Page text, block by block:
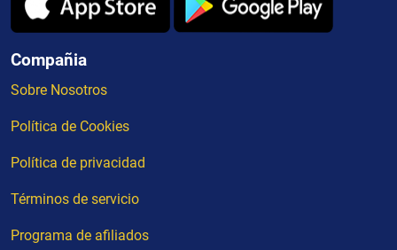
Compañia
Sobre Nosotros
Política de Cookies
Política de privacidad
Términos de servicio
Programa de afiliados